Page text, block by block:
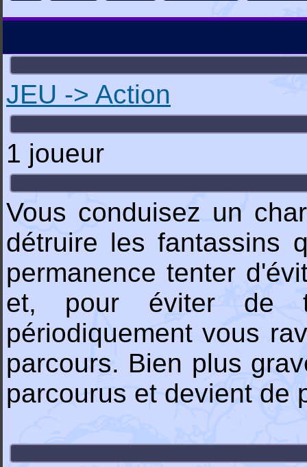
JEU -> Action
1 joueur
Vous conduisez un
détruire les fantassins
permanence tenter
et, pour éviter de
périodiquement vous
parcours. Bien plus
parcourus et devient de